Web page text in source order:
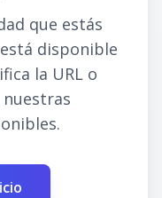
que estás
disponible
la URL o
nuestras